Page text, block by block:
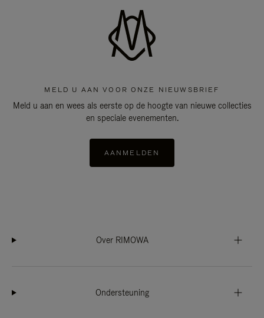
MELD U AAN VOOR ONZE NIEUWSBRIEF
Meld u aan en wees als eerste op de hoogte van nieuwe collecties
en speciale evenementen.
AANMELDEN
Over RIMOWA
Ondersteuning